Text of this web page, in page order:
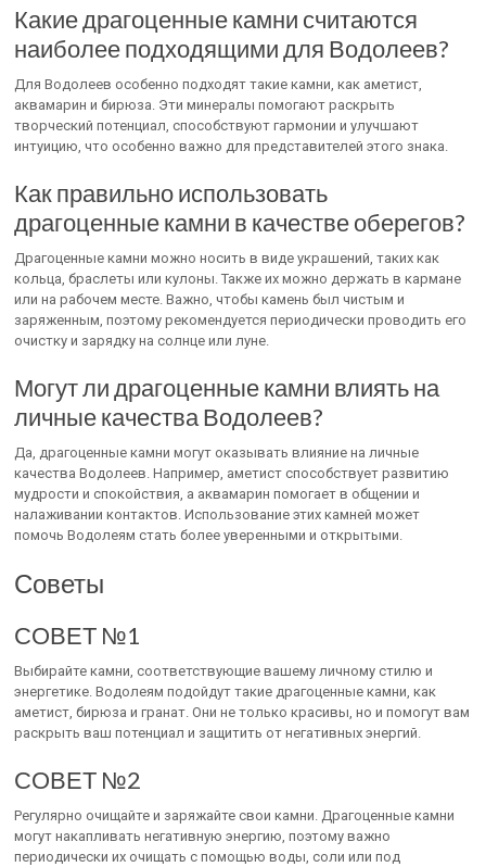
Какие драгоценные камни считаются
наиболее подходящими для Водолеев?
Для Водолеев особенно подходят такие камни, как аметист,
аквамарин и бирюза. Эти минералы помогают раскрыть
творческий потенциал, способствуют гармонии и улучшают
интуицию, что особенно важно для представителей этого знака.
Как правильно использовать
драгоценные камни в качестве оберегов?
Драгоценные камни можно носить в виде украшений, таких как
кольца, браслеты или кулоны. Также их можно держать в кармане
или на рабочем месте. Важно, чтобы камень был чистым и
заряженным, поэтому рекомендуется периодически проводить его
очистку и зарядку на солнце или луне.
Могут ли драгоценные камни влиять на
личные качества Водолеев?
Да, драгоценные камни могут оказывать влияние на личные
качества Водолеев. Например, аметист способствует развитию
мудрости и спокойствия, а аквамарин помогает в общении и
налаживании контактов. Использование этих камней может
помочь Водолеям стать более уверенными и открытыми.
Советы
СОВЕТ №1
Выбирайте камни, соответствующие вашему личному стилю и
энергетике. Водолеям подойдут такие драгоценные камни, как
аметист, бирюза и гранат. Они не только красивы, но и помогут вам
раскрыть ваш потенциал и защитить от негативных энергий.
СОВЕТ №2
Регулярно очищайте и заряжайте свои камни. Драгоценные камни
могут накапливать негативную энергию, поэтому важно
периодически их очищать с помощью воды, соли или под